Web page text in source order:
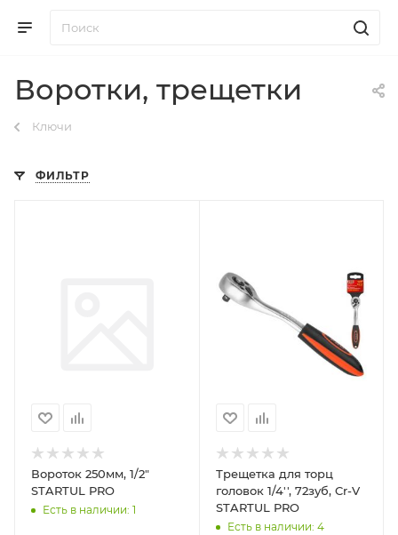
Воротки, трещетки
Ключи
ФИЛЬТР
Вороток 250мм, 1/2"
STARTUL PRO
Есть в наличии: 1
Трещетка для торц
головок 1/4'', 72зуб, Cr-V
STARTUL PRO
Есть в наличии: 4